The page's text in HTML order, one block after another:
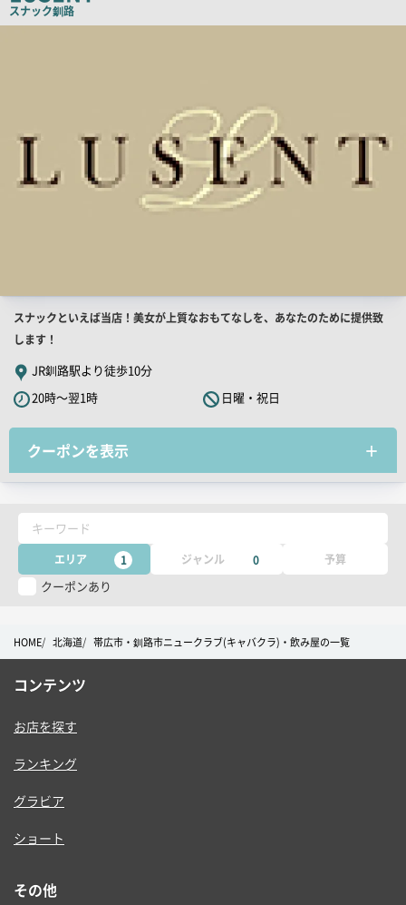
ピ
スナック釧路
店
店
舗
PR
キ
ャ
ッ
コ
ー
スナックといえば当店！美女が上質なおもてなしを、あなたのために提供致
します！
JR釧路駅より徒歩10分
20時～翌1時
日曜・祝日
クーポンを表示
キーワード
エリア 1 ジャンル 0 予算
クーポンあり
HOME 北海道 帯広市・釧路市ニュークラブ(キャバクラ)・飲み屋の一覧
コンテンツ
お店を探す
ランキング
グラビア
ショート
その他